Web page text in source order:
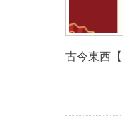
古今東西【